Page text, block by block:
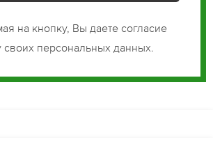
на кнопку, Вы даете согласие
своих персональных данных.